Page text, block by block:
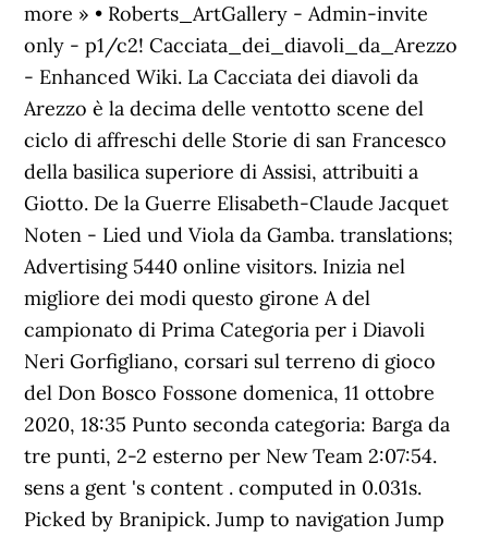
more » • Roberts_ArtGallery - Admin-invite
only - p1/c2! Cacciata_dei_diavoli_da_Arezzo
- Enhanced Wiki. La Cacciata dei diavoli da
Arezzo è la decima delle ventotto scene del
ciclo di affreschi delle Storie di san Francesco
della basilica superiore di Assisi, attribuiti a
Giotto. De la Guerre Elisabeth-Claude Jacquet
Noten - Lied und Viola da Gamba. translations;
Advertising 5440 online visitors. Inizia nel
migliore dei modi questo girone A del
campionato di Prima Categoria per i Diavoli
Neri Gorfigliano, corsari sul terreno di gioco
del Don Bosco Fossone domenica, 11 ottobre
2020, 18:35 Punto seconda categoria: Barga da
tre punti, 2-2 esterno per New Team 2:07:54.
sens a gent 's content . computed in 0.031s.
Picked by Branipick. Jump to navigation Jump